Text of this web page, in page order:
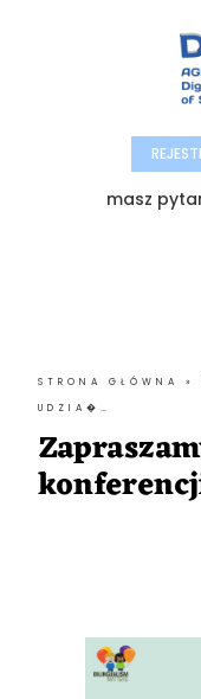
masz
STRONA GŁÓWNA »
UDZIA�…